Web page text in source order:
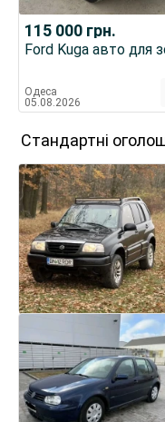
115 000 грн.
Ford Kuga авто для
Одеса
05.08.2026
Стандартні